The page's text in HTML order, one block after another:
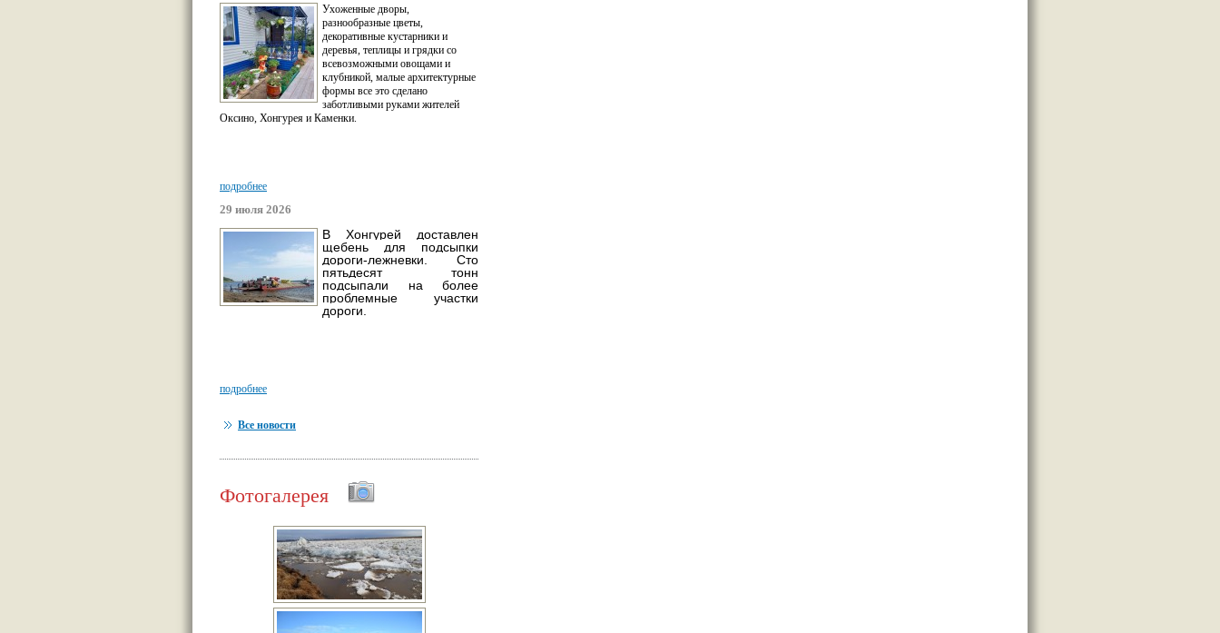
Ухоженные дворы,
разнообразные цветы,
декоративные кустарники и
деревья, теплицы и грядки со
всевозможными овощами и
клубникой, малые архитектурные
формы все это сделано
заботливыми руками жителей
Оксино, Хонгурея и Каменки.
подробнее
29 июля 2026
В Хонгурей доставлен
щебень для подсыпки
дороги-лежневки. Сто
пятьдесят тонн
подсыпали на более
проблемные участки
дороги.
подробнее
Все новости
Фотогалерея